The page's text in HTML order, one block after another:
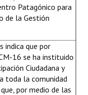
Patagónico para
de la Gestión
indica que por
16 se ha instituido
Ciudadana y
toda la comunidad
por medio de las